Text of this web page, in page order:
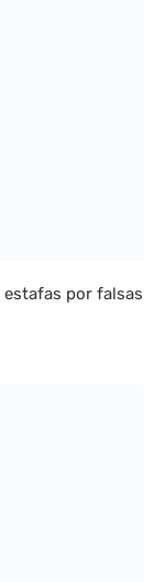
estafas por falsas